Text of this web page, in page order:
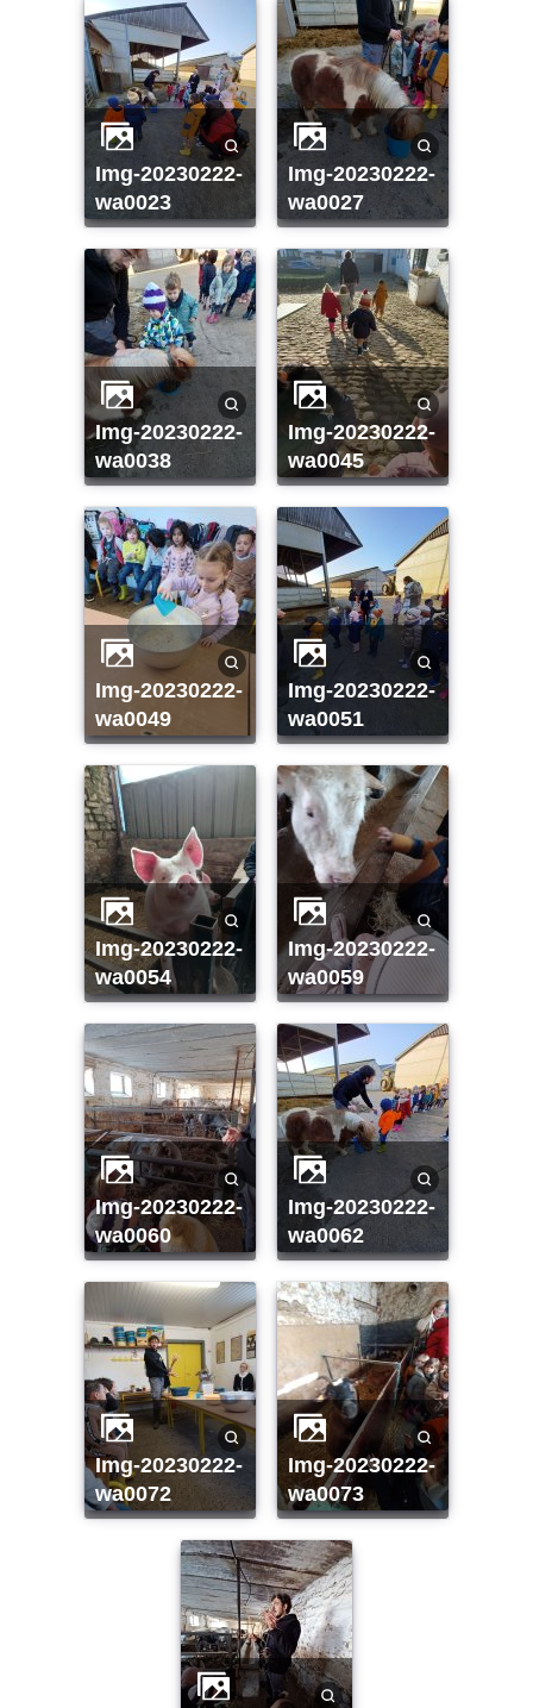
img-20230222-
wa0023
img-20230222-
wa0027
img-20230222-
wa0038
img-20230222-
wa0045
img-20230222-
wa0049
img-20230222-
wa0051
img-20230222-
wa0054
img-20230222-
wa0059
img-20230222-
wa0060
img-20230222-
wa0062
img-20230222-
wa0072
img-20230222-
wa0073